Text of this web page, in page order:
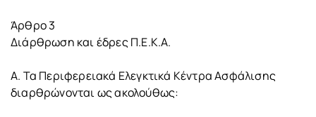
Άρθρο 3
Διάρθρωση και έδρες Π.Ε.Κ.Α.
Α. Τα Περιφερειακά Ελεγκτικά Κέντρα Ασφάλισης
διαρθρώνονται ως ακολούθως: